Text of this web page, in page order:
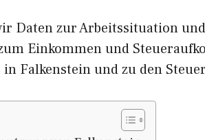
Daten zur Arbeitssituation
Einkommen und
Falkenstein und zu den